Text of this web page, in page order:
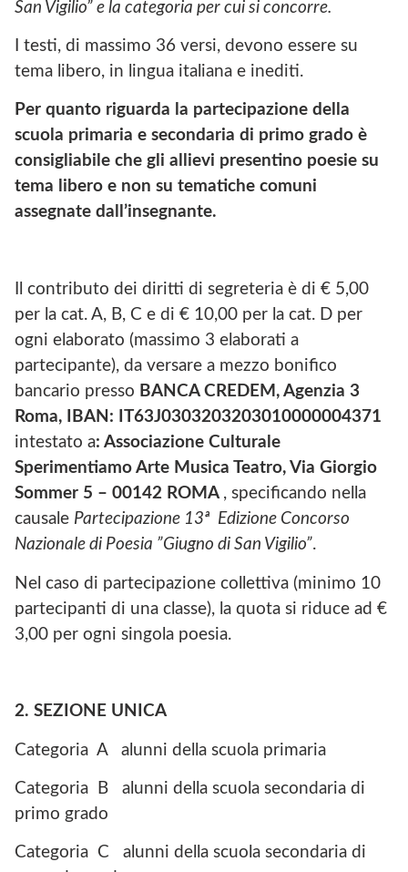
San Vigilio” e la categoria per cui si concorre.
I testi, di massimo 36 versi, devono essere su
tema libero, in lingua italiana e inediti.
Per quanto riguarda la partecipazione della
scuola primaria e secondaria di primo grado è
consigliabile che gli allievi presentino poesie su
tema libero e non su tematiche comuni
assegnate dall’insegnante.
Il contributo dei diritti di segreteria è di € 5,00
per la cat. A, B, C e di € 10,00 per la cat. D per
ogni elaborato (massimo 3 elaborati a
partecipante), da versare a mezzo bonifico
bancario presso BANCA CREDEM, Agenzia 3
Roma, IBAN: IT63J0303203203010000004371
intestato a: Associazione Culturale
Sperimentiamo Arte Musica Teatro, Via Giorgio
Sommer 5 – 00142 ROMA , specificando nella
causale Partecipazione 13ª Edizione Concorso
Nazionale di Poesia ”Giugno di San Vigilio”.
Nel caso di partecipazione collettiva (minimo 10
partecipanti di una classe), la quota si riduce ad €
3,00 per ogni singola poesia.
2. SEZIONE UNICA
Categoria A alunni della scuola primaria
Categoria B alunni della scuola secondaria di
primo grado
Categoria C alunni della scuola secondaria di